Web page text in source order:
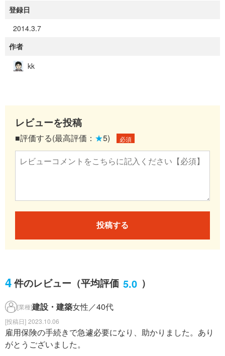
登録日
2014.3.7
作者
kk
レビューを投稿
■評価する(最高評価： ★5) 必須
投稿する
4件のレビュー （平均評価 5.0 ）
[業種]建設・建築女性／40代
2023.10.06
雇用保険の手続きで急遽必要になり、助かりました。あり
がとうございました。